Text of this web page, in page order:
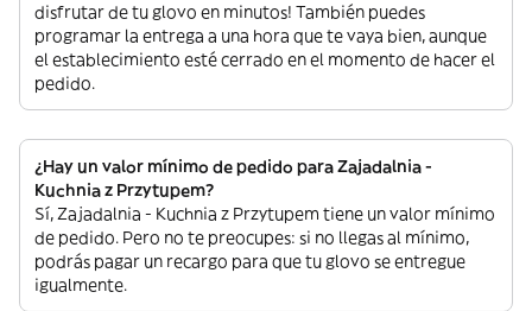
disfrutar de tu glovo en minutos! También puedes
programar la entrega a una hora que te vaya bien, aunque
el establecimiento esté cerrado en el momento de hacer el
pedido.
¿Hay un valor mínimo de pedido para Zajadalnia -
Kuchnia z Przytupem?
Sí, Zajadalnia - Kuchnia z Przytupem tiene un valor mínimo
de pedido. Pero no te preocupes: si no llegas al mínimo,
podrás pagar un recargo para que tu glovo se entregue
igualmente.